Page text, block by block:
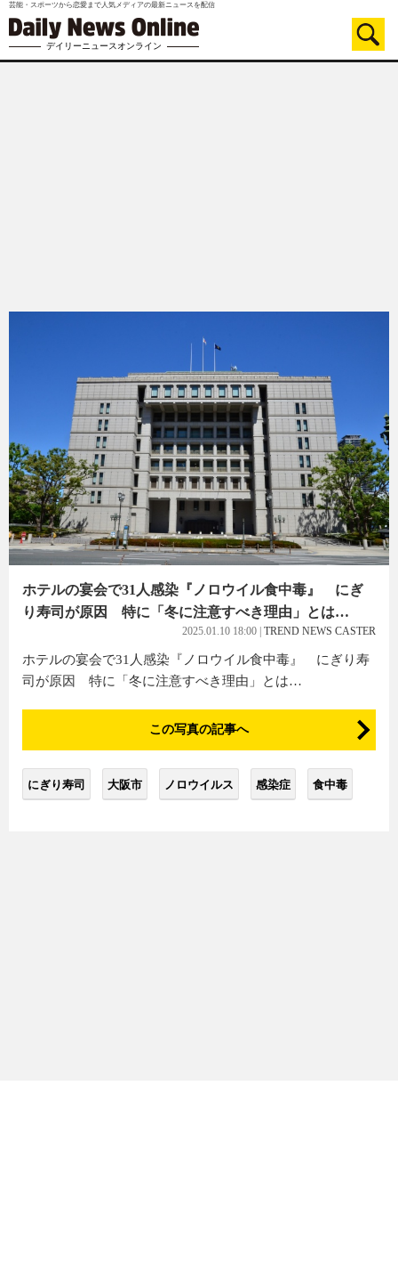
芸能・スポーツから恋愛まで人気メディアの最新ニュースを配信
デイリーニュースオンライン
ホテルの宴会で31人感染『ノロウイル食中毒』 にぎ
り寿司が原因 特に「冬に注意すべき理由」とは…
2025.01.10 18:00 TREND NEWS CASTER
ホテルの宴会で31人感染『ノロウイル食中毒』 にぎり寿
司が原因 特に「冬に注意すべき理由」とは…
この写真の記事へ
にぎり寿司 大阪市 ノロウイルス 感染症 食中毒